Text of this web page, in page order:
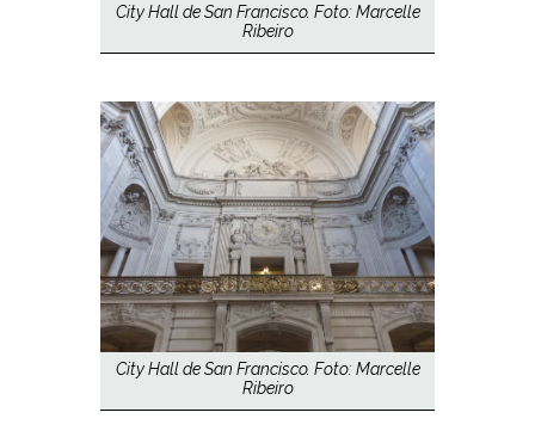
City Hall de San Francisco. Foto: Marcelle
Ribeiro
City Hall de San Francisco. Foto: Marcelle
Ribeiro